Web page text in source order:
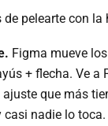
pelearte con la
Figma mueve
+ flecha. Ve a
ajuste que más
nadie lo toca.